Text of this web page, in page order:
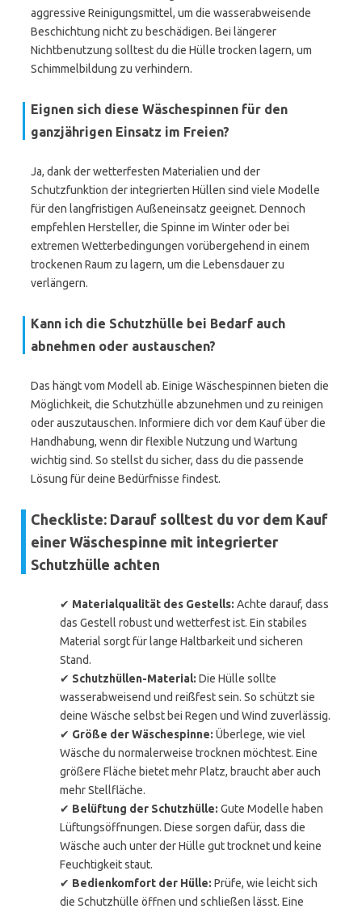
aggressive Reinigungsmittel, um die wasserabweisende
Beschichtung nicht zu beschädigen. Bei längerer
Nichtbenutzung solltest du die Hülle trocken lagern, um
Schimmelbildung zu verhindern.
Eignen sich diese Wäschespinnen für den
ganzjährigen Einsatz im Freien?
Ja, dank der wetterfesten Materialien und der
Schutzfunktion der integrierten Hüllen sind viele Modelle
für den langfristigen Außeneinsatz geeignet. Dennoch
empfehlen Hersteller, die Spinne im Winter oder bei
extremen Wetterbedingungen vorübergehend in einem
trockenen Raum zu lagern, um die Lebensdauer zu
verlängern.
Kann ich die Schutzhülle bei Bedarf auch
abnehmen oder austauschen?
Das hängt vom Modell ab. Einige Wäschespinnen bieten die
Möglichkeit, die Schutzhülle abzunehmen und zu reinigen
oder auszutauschen. Informiere dich vor dem Kauf über die
Handhabung, wenn dir flexible Nutzung und Wartung
wichtig sind. So stellst du sicher, dass du die passende
Lösung für deine Bedürfnisse findest.
Checkliste: Darauf solltest du vor dem Kauf
einer Wäschespinne mit integrierter
Schutzhülle achten
✔ Materialqualität des Gestells: Achte darauf, dass
das Gestell robust und wetterfest ist. Ein stabiles
Material sorgt für lange Haltbarkeit und sicheren
Stand.
✔ Schutzhüllen-Material: Die Hülle sollte
wasserabweisend und reißfest sein. So schützt sie
deine Wäsche selbst bei Regen und Wind zuverlässig.
✔ Größe der Wäschespinne: Überlege, wie viel
Wäsche du normalerweise trocknen möchtest. Eine
größere Fläche bietet mehr Platz, braucht aber auch
mehr Stellfläche.
✔ Belüftung der Schutzhülle: Gute Modelle haben
Lüftungsöffnungen. Diese sorgen dafür, dass die
Wäsche auch unter der Hülle gut trocknet und keine
Feuchtigkeit staut.
✔ Bedienkomfort der Hülle: Prüfe, wie leicht sich
die Schutzhülle öffnen und schließen lässt. Eine